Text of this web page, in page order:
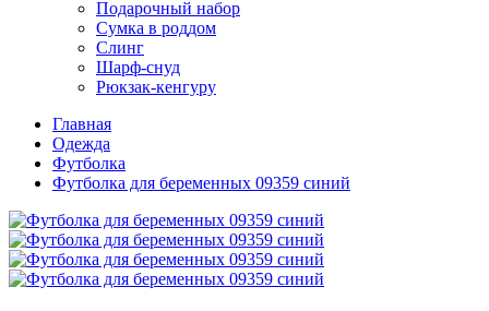
Подарочный набор
Сумка в роддом
Слинг
Шарф-снуд
Рюкзак-кенгуру
Главная
Одежда
Футболка
Футболка для беременных 09359 синий